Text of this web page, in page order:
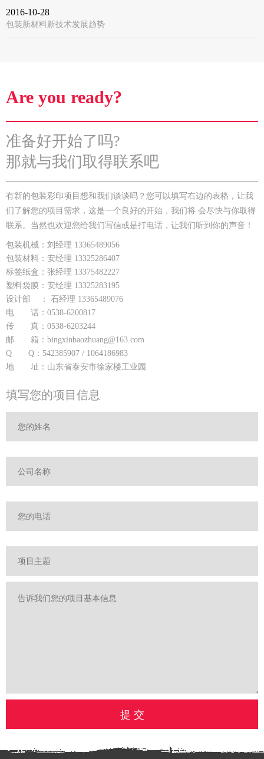
2016-10-28
包装新材料新技术发展趋势
Are you ready?
准备好开始了吗?
那就与我们取得联系吧
有新的包装彩印项目想和我们谈谈吗？您可以填写右边的表格，让我
们了解您的项目需求，这是一个良好的开始，我们将 会尽快与你取得
联系。当然也欢迎您给我们写信或是打电话，让我们听到你的声音！
包装机械：刘经理 13365489056
包装材料：安经理 13325286407
标签纸盒：张经理 13375482227
塑料袋膜：安经理 13325283195
设计部 ： 石经理 13365489076
电 话：0538-6200817
传 真：0538-6203244
邮 箱：bingxinbaozhuang@163.com
Q Q：542385907 / 1064186983
地 址：山东省泰安市徐家楼工业园
填写您的项目信息